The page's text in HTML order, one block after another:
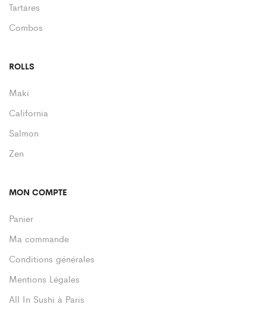
Tartares
Combos
ROLLS
Maki
California
Salmon
Zen
MON COMPTE
Panier
Ma commande
Conditions générales
Mentions Légales
All In Sushi à Paris